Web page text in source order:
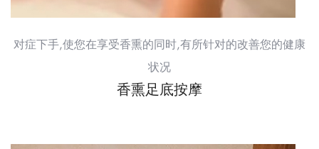
对症下手,使您在享受香熏的同时,有所针对的改善您的健康
状况
香熏足底按摩